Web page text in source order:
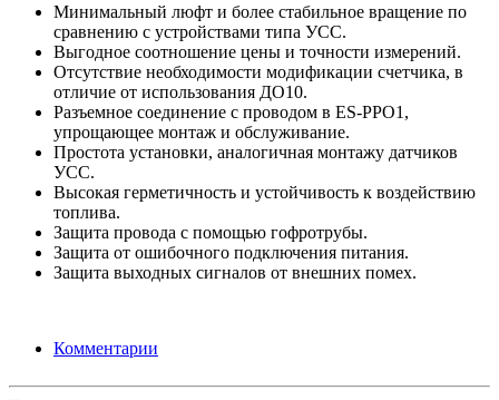
Минимальный люфт и более стабильное вращение по
сравнению с устройствами типа УСС.
Выгодное соотношение цены и точности измерений.
Отсутствие необходимости модификации счетчика, в
отличие от использования ДО10.
Разъемное соединение с проводом в ES-PPO1,
упрощающее монтаж и обслуживание.
Простота установки, аналогичная монтажу датчиков
УСС.
Высокая герметичность и устойчивость к воздействию
топлива.
Защита провода с помощью гофротрубы.
Защита от ошибочного подключения питания.
Защита выходных сигналов от внешних помех.
Комментарии